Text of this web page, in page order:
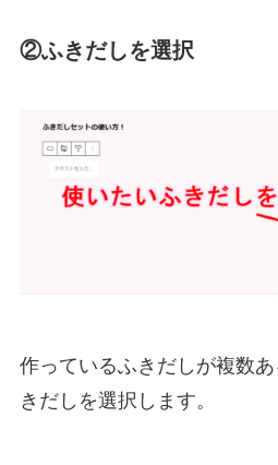
②ふきだしを選択
作っているふきだしが複数
きだしを選択します。